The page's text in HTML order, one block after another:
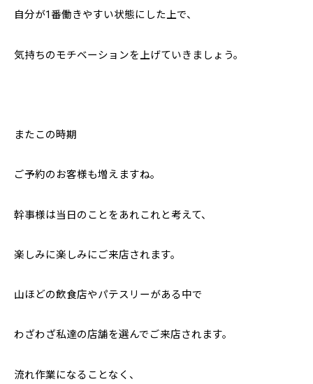
自分が1番働きやすい状態にした上で、
気持ちのモチベーションを上げていきましょう。
またこの時期
ご予約のお客様も増えますね。
幹事様は当日のことをあれこれと考えて、
楽しみに楽しみにご来店されます。
山ほどの飲食店やパテスリーがある中で
わざわざ私達の店舗を選んでご来店されます。
流れ作業になることなく、